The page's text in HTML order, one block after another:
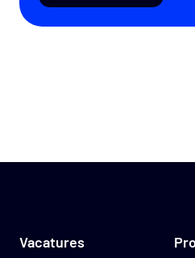
Vacatures